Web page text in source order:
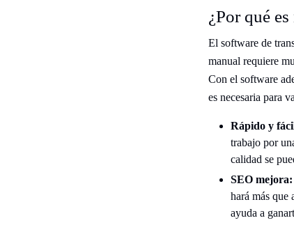
¿Por qué
El software de
manual requiere
Con el software
es necesaria para
Rápido y
trabajo por
calidad se
SEO mejora:
hará más que
ayuda a